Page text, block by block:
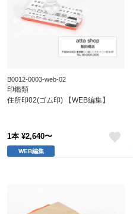
B0012-0003-web-02
印鑑類
住所印02(ゴム印) 【WEB編集】
1本 ¥2,640〜
WEB編集